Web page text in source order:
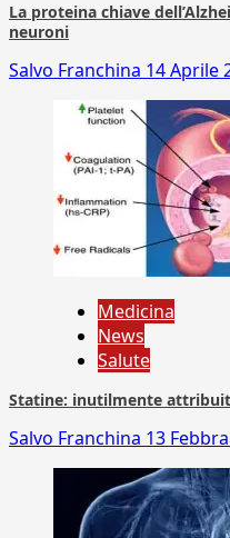
La proteina chiave
neuroni
Salvo Franchina 14 Aprile
Medicina
News
Salute
Statine: inutilmente
Salvo Franchina 13